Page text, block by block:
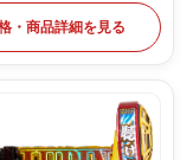
・商品詳細を見る